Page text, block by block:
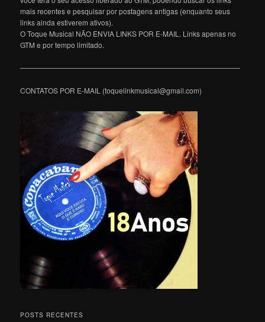
mais recentes e pesquisar por postagens antigas (enquanto seus
links ainda estiverem ativos).
O Toque Musical NÃO ENVIA LINKS POR E-MAIL. Links apenas no
GTM e por tempo limitado.
———————————————————————————————
CONTATOS POR E-MAIL (toquelinkmusical@gmail.com)
POSTS RECENTES